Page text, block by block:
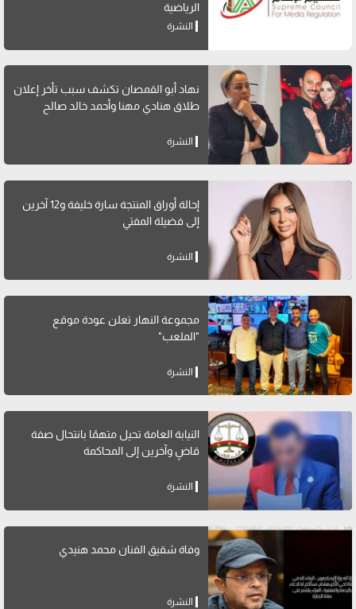
الرياضية
النشرة
نهاد أبو القمصان تكشف سبب تأخر إعلان
طلاق هنادي مهنا وأحمد خالد صالح
النشرة
إحالة أوراق المنتجة سارة خليفة و12 آخرين
إلى فضيلة المفتي
النشرة
مجموعة النهار تعلن عودة موقع
"الملعب"
النشرة
النيابة العامة تحيل متهمًا بانتحال صفة
قاضٍ وآخرين إلى المحاكمة
النشرة
وفاة شقيق الفنان محمد هنيدي
النشرة